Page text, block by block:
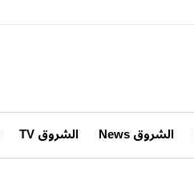
الشروق News الشروق TV